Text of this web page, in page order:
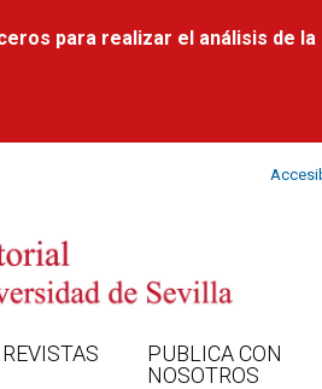
para realizar el análisis de
REVISTAS
PUBLICA CON
NOSOTROS